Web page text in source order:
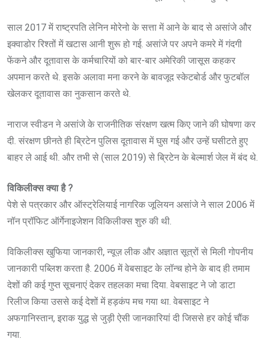
साल 2017 में राष्ट्रपति लेनिन मोरेनो के सत्ता में आने के बाद से असांजे और
इक्वाडोर रिश्तों में खटास आनी शुरू हो गई. असांजे पर अपने कमरे में गंदगी
फेंकने और दूतावास के कर्मचारियों को बार-बार अमेरिकी जासूस कहकर
अपमान करते थे. इसके अलावा मना करने के बावजूद स्केटबोर्ड और फुटबॉल
खेलकर दूतावास का नुकसान करते थे.
नाराज स्वीडन ने असांजे के राजनीतिक संरक्षण खत्म किए जाने की घोषणा कर
दी. संरक्षण छीनते ही ब्रिटेन पुलिस दूतावास में घुस गई और उन्हें घसीटते हुए
बाहर ले आई थी. और तभी से (साल 2019) से ब्रिटेन के बेल्मार्श जेल में बंद थे.
विकिलीक्स क्या है ?
पेशे से पत्रकार और ऑस्ट्रेलियाई नागरिक जूलियन असांजे ने साल 2006 में
नॉन प्रॉफिट ऑर्गेनाइजेशन विकिलीक्स शुरु की थी.
विकिलीक्स खुफिया जानकारी, न्यूज़ लीक और अज्ञात सूत्रों से मिली गोपनीय
जानकारी पब्लिश करता है. 2006 में वेबसाइट के लॉन्च होने के बाद ही तमाम
देशों की कई गुप्त सूचनाएं देकर तहलका मचा दिया. वेबसाइट ने जो डाटा
रिलीज किया उससे कई देशों में हड़कंप मच गया था. वेबसाइट ने
अफगानिस्तान, इराक युद्ध से जुड़ी ऐसी जानकारियां दी जिससे हर कोई चौंक
गया.